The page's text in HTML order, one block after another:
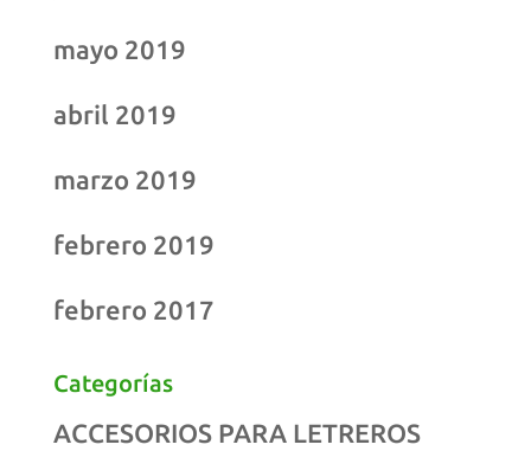
mayo 2019
abril 2019
marzo 2019
febrero 2019
febrero 2017
Categorías
ACCESORIOS PARA LETREROS